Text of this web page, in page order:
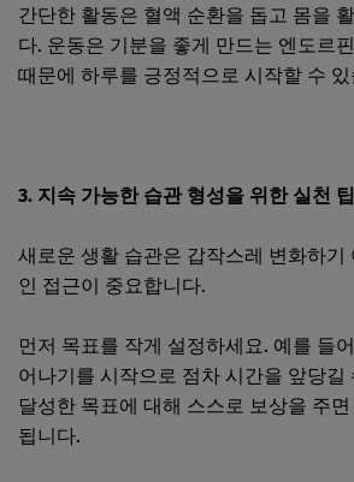
간단한 활동은 혈액 순환을 돕고 몸을
다. 운동은 기분을 좋게 만드는 엔도르
때문에 하루를 긍정적으로 시작할 수
3. 지속 가능한 습관 형성을 위한 실천 팁
새로운 생활 습관은 갑작스레 변화하기
인 접근이 중요합니다.
먼저 목표를 작게 설정하세요. 예를 들
어나기를 시작으로 점차 시간을 앞당길
달성한 목표에 대해 스스로 보상을 주
됩니다.